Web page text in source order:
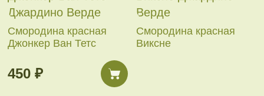
Смородина красная
Джонкер Ван Тетс
450 ₽
Смородина красная
Виксне